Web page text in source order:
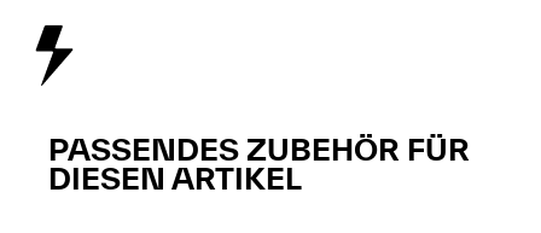
PASSENDES ZUBEHÖR FÜR
DIESEN ARTIKEL